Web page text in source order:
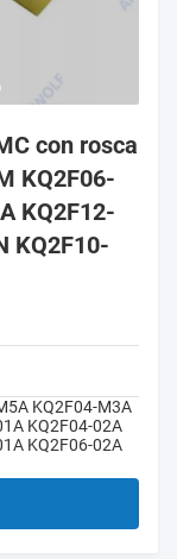
con rosca
KQ2F06-
KQ2F12-
KQ2F10-
KQ2F04-M3A
KQ2F04-02A
KQ2F06-02A